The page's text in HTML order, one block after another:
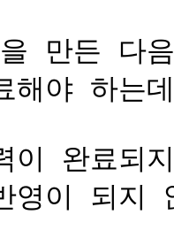
을 만든 다
해야 하는
이 완료되
영이 되지